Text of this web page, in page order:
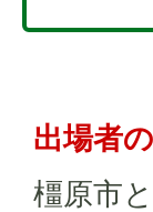
出場者
橿原市